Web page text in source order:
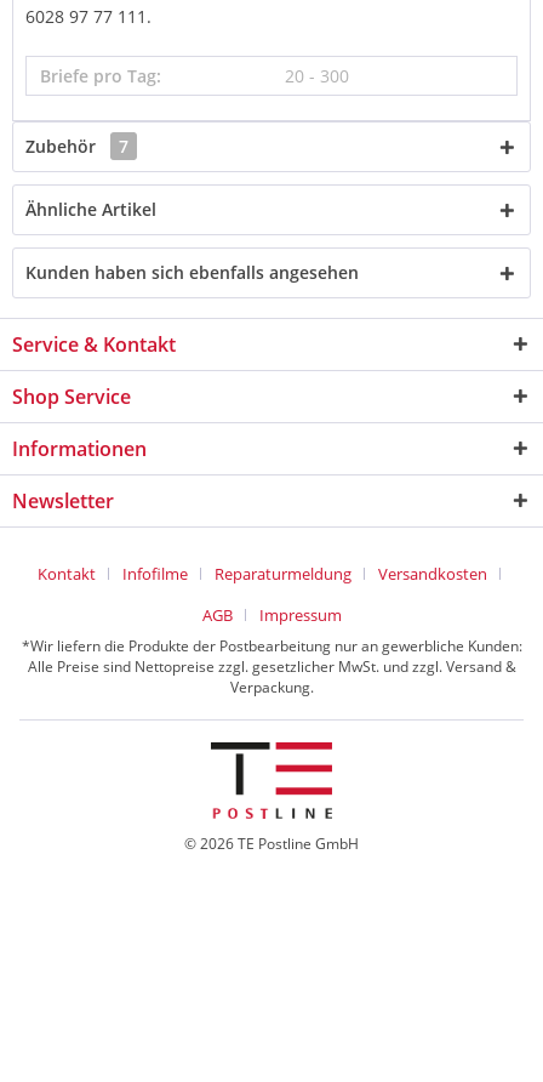
6028 97 77 111.
Briefe pro Tag: 20 - 300
Zubehör 7
Ähnliche Artikel
Kunden haben sich ebenfalls angesehen
Service & Kontakt
Shop Service
Informationen
Newsletter
Kontakt Infofilme Reparaturmeldung
Versandkosten
AGB
Impressum
*Wir liefern die Produkte der Postbearbeitung nur an gewerbliche Kunden:
Alle Preise sind Nettopreise zzgl. gesetzlicher MwSt. und zzgl. Versand &
Verpackung.
© 2026 TE Postline GmbH